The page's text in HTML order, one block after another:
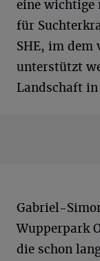
eine wichtige
für
SHE, im dem
unterstützt
Landschaft
Gabriel-
Wupperpark
die schon